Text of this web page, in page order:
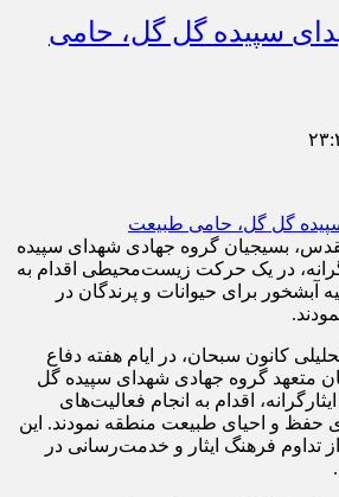
سپیده گل گل، حامی
بسیجیان گروه جهادی شهدای سپیده
در یک حرکت زیست‌محیطی اقدام به
آبشخور برای حیوانات و پرندگان در
کانون سبحان، در ایام هفته دفاع
متعهد گروه جهادی شهدای سپیده گل
اقدام به انجام فعالیت‌های
و احیای طبیعت منطقه نمودند. این
تداوم فرهنگ ایثار و خدمت‌رسانی در